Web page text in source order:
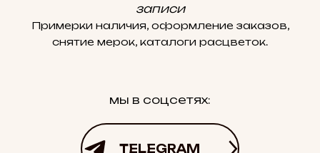
записи
Примерки наличия, оформление заказов,
снятие мерок, каталоги расцветок.
мы в соцсетях:
TELEGRAM